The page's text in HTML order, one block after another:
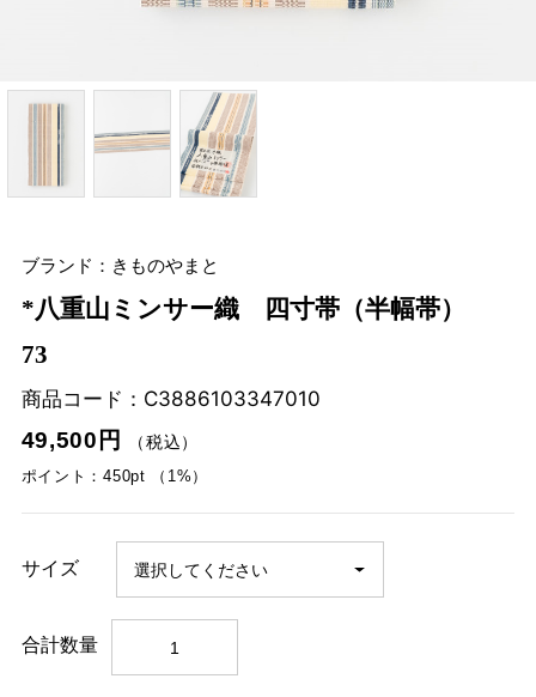
ブランド：きものやまと
*八重山ミンサー織 四寸帯（半幅帯）
73
商品コード： C3886103347010
49,500円
（税込）
ポイント：450pt （1%）
サイズ
合計数量